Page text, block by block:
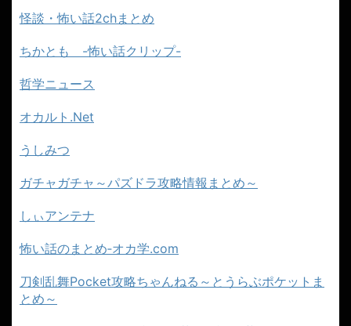
怪談・怖い話2chまとめ
ちかとも -怖い話クリップ-
哲学ニュース
オカルト.Net
うしみつ
ガチャガチャ～パズドラ攻略情報まとめ～
しぃアンテナ
怖い話のまとめ‐オカ学.com
刀剣乱舞Pocket攻略ちゃんねる～とうらぶポケットま
とめ～